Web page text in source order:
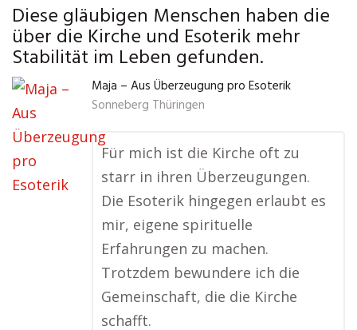
Diese gläubigen Menschen haben die
über die Kirche und Esoterik mehr
Stabilität im Leben gefunden.
Maja – Aus Überzeugung pro Esoterik
Sonneberg Thüringen
Für mich ist die Kirche oft zu
starr in ihren Überzeugungen.
Die Esoterik hingegen erlaubt es
mir, eigene spirituelle
Erfahrungen zu machen.
Trotzdem bewundere ich die
Gemeinschaft, die die Kirche
schafft.